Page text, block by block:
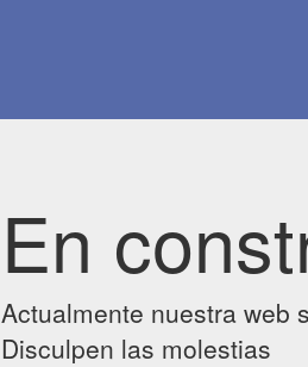
En
Actualmente nuestra web
Disculpen las molestias